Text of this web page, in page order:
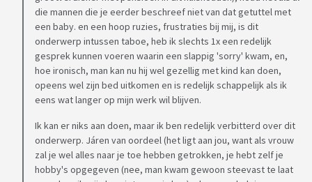
die mannen die je eerder beschreef niet van dat getuttel met
een baby. en een hoop ruzies, frustraties bij mij, is dit
onderwerp intussen taboe, heb ik slechts 1x een redelijk
gesprek kunnen voeren waarin een slappig 'sorry' kwam, en,
hoe ironisch, man kan nu hij wel gezellig met kind kan doen,
opeens wel zijn bed uitkomen en is redelijk schappelijk als ik
eens wat langer op mijn werk wil blijven.
Ik kan er niks aan doen, maar ik ben redelijk verbitterd over dit
onderwerp. Járen van oordeel (het ligt aan jou, want als vrouw
zal je wel alles naar je toe hebben getrokken, je hebt zelf je
hobby's opgegeven (nee, man kwam gewoon steevast te laat